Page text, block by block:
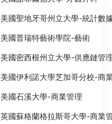
美國聖地牙哥州立大學-統計數
美國普瑞特藝術學院-藝術
美國密西根州立大學-供應鏈管
美國伊利諾大學芝加哥分校-商
美國石溪大學-商業管理
英國蘇格蘭格拉斯哥大學-商業